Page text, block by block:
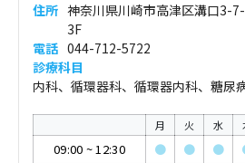
住所 神奈川県川崎市高津区溝口3-
3F
電話 044-712-5722
診療科目
内科、循環器科、循環器内科、糖尿
月 火 水
09:00 ~12:30 ● ● ●